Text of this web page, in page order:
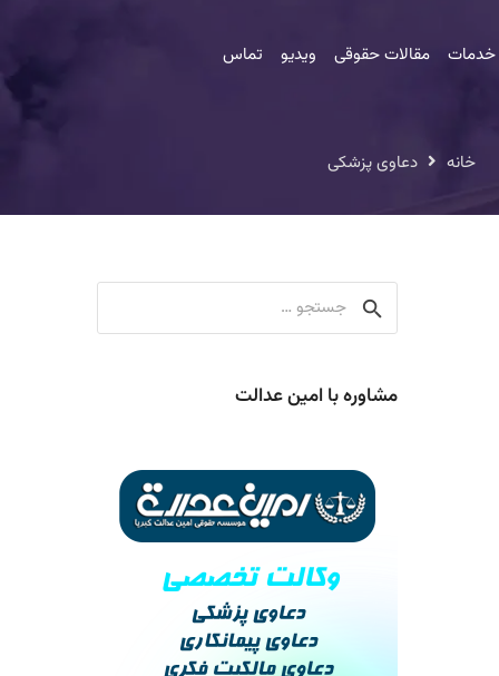
خدمات مقالات حقوقی ویدیو تماس
خانه دعاوی پزشکی
جستجو
برای:
مشاوره با امین عدالت